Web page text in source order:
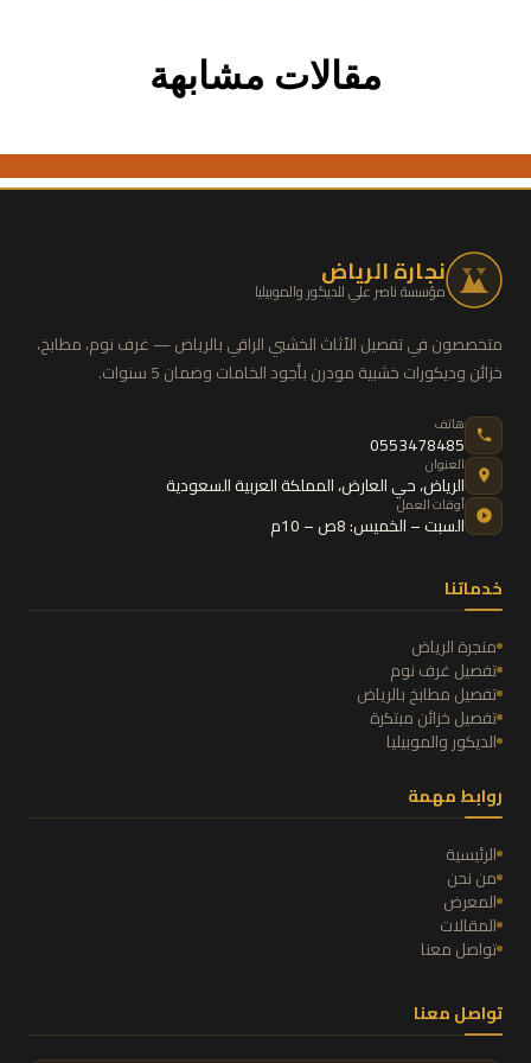
مقالات مشابهة
نجارة الرياض
مؤسسة ناصر علي للديكور والموبيليا
متخصصون في تفصيل الأثاث الخشبي الراقي بالرياض — غرف نوم، مطابخ،
خزائن وديكورات خشبية مودرن بأجود الخامات وضمان 5 سنوات.
هاتف
0553478485
العنوان
الرياض،حي العارض،المملكة العربية السعودية
أوقات العمل
السبت – الخميس: 8ص – 10م
خدماتنا
منجرة الرياض
تفصيل غرف نوم
تفصيل مطابخ بالرياض
تفصيل خزائن مبتكرة
الديكور والموبيليا
روابط مهمة
الرئيسية
من نحن
المعرض
المقالات
تواصل معنا
تواصل معنا